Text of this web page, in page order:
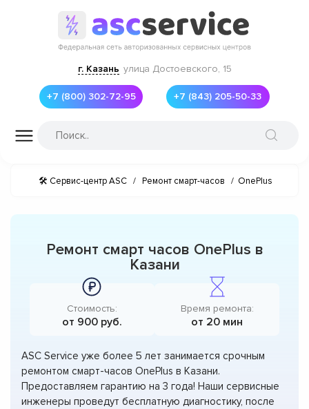
г. Казань улица Достоевского, 15
+7 (800) 302-72-95 +7 (843) 205-50-33
🛠 Сервис-центр ASC / Ремонт смарт-часов / OnePlus
Ремонт смарт часов OnePlus в
Казани
Стоимость:
от 900 руб.
Время ремонта:
от 20 мин
ASC Service уже более 5 лет занимается срочным
ремонтом смарт-часов OnePlus в Казани.
Предоставляем гарантию на 3 года! Наши сервисные
инженеры проведут бесплатную диагностику, после